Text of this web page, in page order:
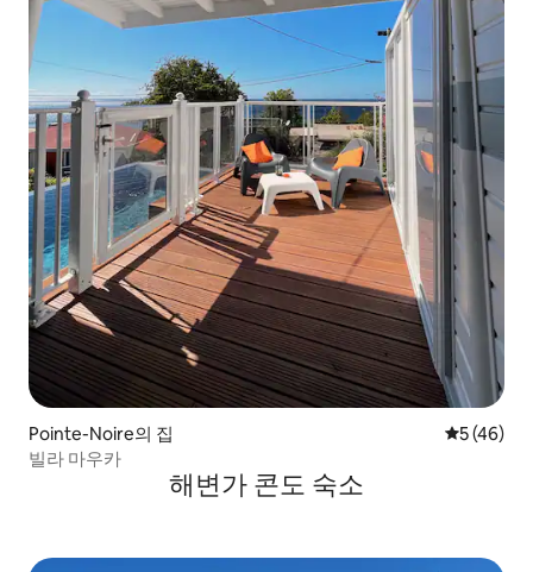
Pointe-Noire의 집 평점 5점(5
5 (46)
빌라 마우카
해변가 콘도 숙소